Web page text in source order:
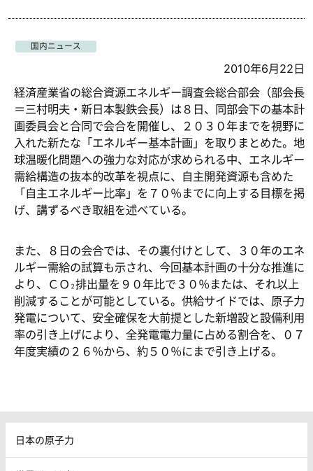
国内ニュース
2010年6月22日
経済産業省の総合資源エネルギー調査会総合部会（部会長
＝三村明夫・新日本製鉄会長）は８日、同部会下の基本計
画委員会と合同で会合を開催し、２０３０年までを視野に
入れた新たな「エネルギー基本計画」を取りまとめた。地
球温暖化問題への強力な対応が求められる中、エネルギー
需給構造の抜本的改革を視点に、自主開発資源も含めた
「自主エネルギー比率」を７０％までに向上する目標を掲
げ、講ずるべき取組を述べている。
また、８日の会合では、その裏付けとして、３０年のエネ
ルギー需給の試算も示され、今回基本計画の十分な推進に
より、ＣＯ ２ 排出量を９０年比で３０％または、それ以上
削減することが可能としている。供給サイドでは、原子力
発電について、安全確保を大前提とした新増設と設備利用
率の引き上げにより、全発電電力量に占める割合を、０７
年度実績の２６％から、約５０％にまで引き上げる。
日本の原子力